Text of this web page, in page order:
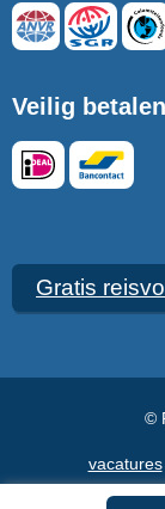
Veilig betalen
Gratis
©
vacatures